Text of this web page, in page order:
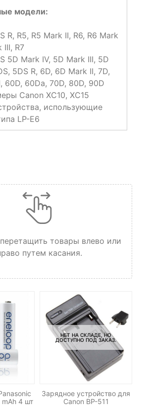
модели:
R, R5, R5 Mark II, R6, R6 Mark
III, R7
5D Mark IV, 5D Mark III, 5D
5DS R, 6D, 6D Mark II, 7D,
60D, 60Da, 70D, 80D, 90D
Canon XC10, XC15
использующие
LP-E6
товары влево или
путем касания.
mAh 4 шт
НЕТ НА СКЛАДЕ, НО
ДОСТУПНО ПОД ЗАКАЗ.
Зарядное устройство для
Canon BP-511